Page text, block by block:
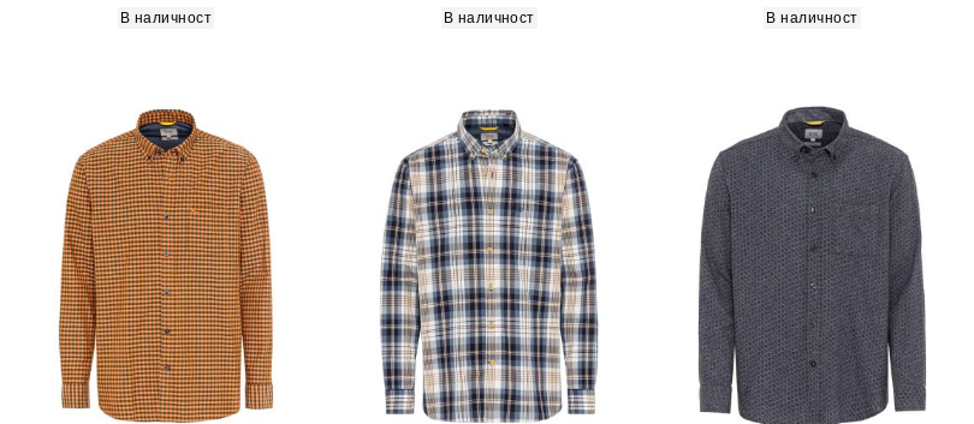
В наличност В наличност В наличност